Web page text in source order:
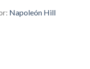
Napoleón Hill